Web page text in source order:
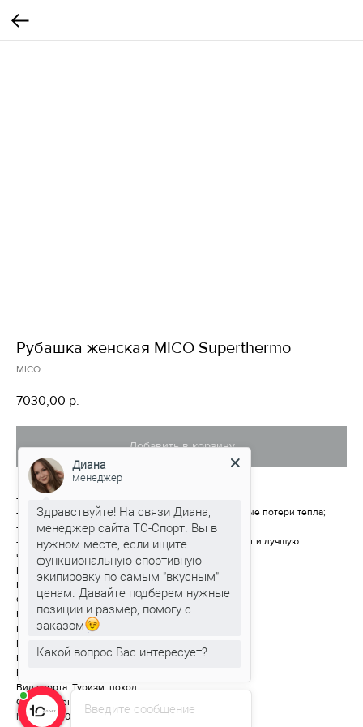
Рубашка женская MICO Superthermo
MICO
7030,00 р.
Добавить в корзину
-терморубашка с начесом внутри;
-высокая впитывающая способность и минимальные потери тепла;
-противоаллергенная;
-идеально прилегает к коже, обеспечивая комфорт и лучшую
чувствительность.
Цвет: Черный
Пол: Женское
Состав: 80% Полипропилен 20%Полиэстер
Вид одежды: рубашка
Категория: Термобелье
Вид спорта: Биатлон
Вид спорта: Горные лыжи, сноуборд
Вид спорта: Лыжная экипировка
Вид спорта: Туризм, поход
Сезон: Осень-Зима
lwh: 210x140x70 mm
Введите сообщение
Диана
менеджер
Здравствуйте! На связи Диана,
менеджер сайта ТС-Спорт. Вы в
нужном месте, если ищите
функциональную спортивную
экипировку по самым "вкусным"
ценам. Давайте подберем нужные
позиции и размер, помогу с
заказом
Какой вопрос Вас интересует?